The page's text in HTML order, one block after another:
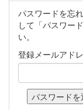
パスワードを忘
して「パスワー
い。
登録メールアド